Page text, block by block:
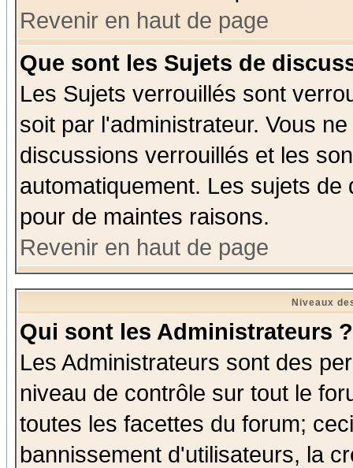
Revenir en haut de page
Que sont les Sujets de
Les Sujets verrouillés sont
soit par l'administrateur. Vous
discussions verrouillés et les
automatiquement. Les sujets
pour de maintes raisons.
Revenir en haut de page
Niveaux
Qui sont les Administrateurs ?
Les Administrateurs sont des
niveau de contrôle sur tout le
toutes les facettes du forum;
bannissement d'utilisateurs, la